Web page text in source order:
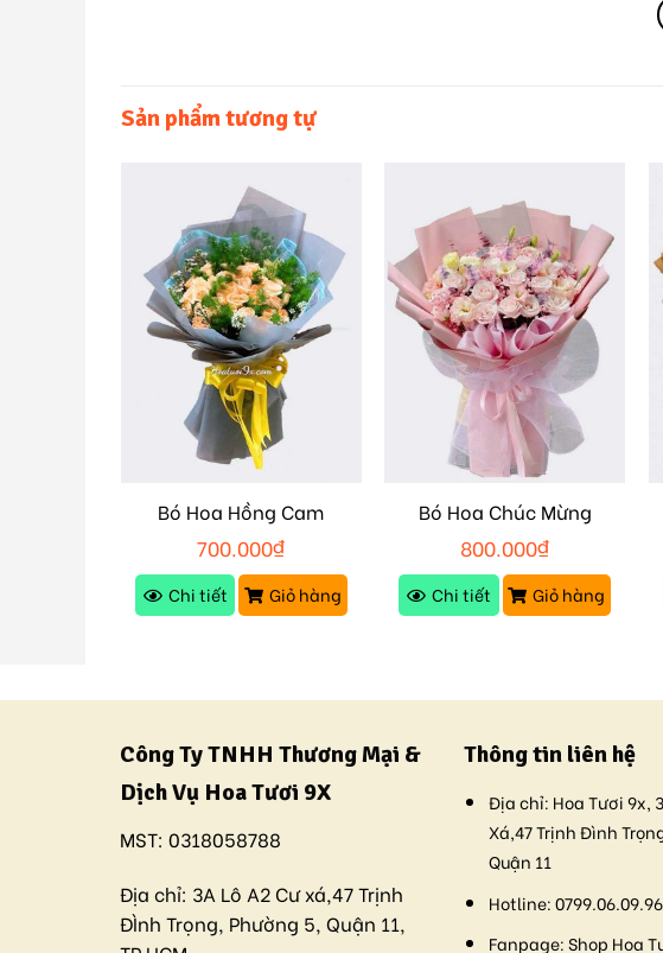
Sản phẩm tương tự
Bó Hoa Hồng Cam
700.000₫
Chi tiết Giỏ hàng
Bó Hoa Chúc Mừng
800.000₫
Chi tiết Giỏ hàng
Công Ty TNHH Thương Mại &
Dịch Vụ Hoa Tươi 9X
MST: 0318058788
Địa chỉ: 3A Lô A2 Cư xá,47 Trịnh
ĐÌnh Trọng, Phường 5, Quận 11,
Thông tin liên hệ
Địa chỉ: Hoa Tươi 9x,
Xá,47 Trịnh Đình
Quận 11
Hotline:0799.06.09.96
Fanpage:Shop Hoa